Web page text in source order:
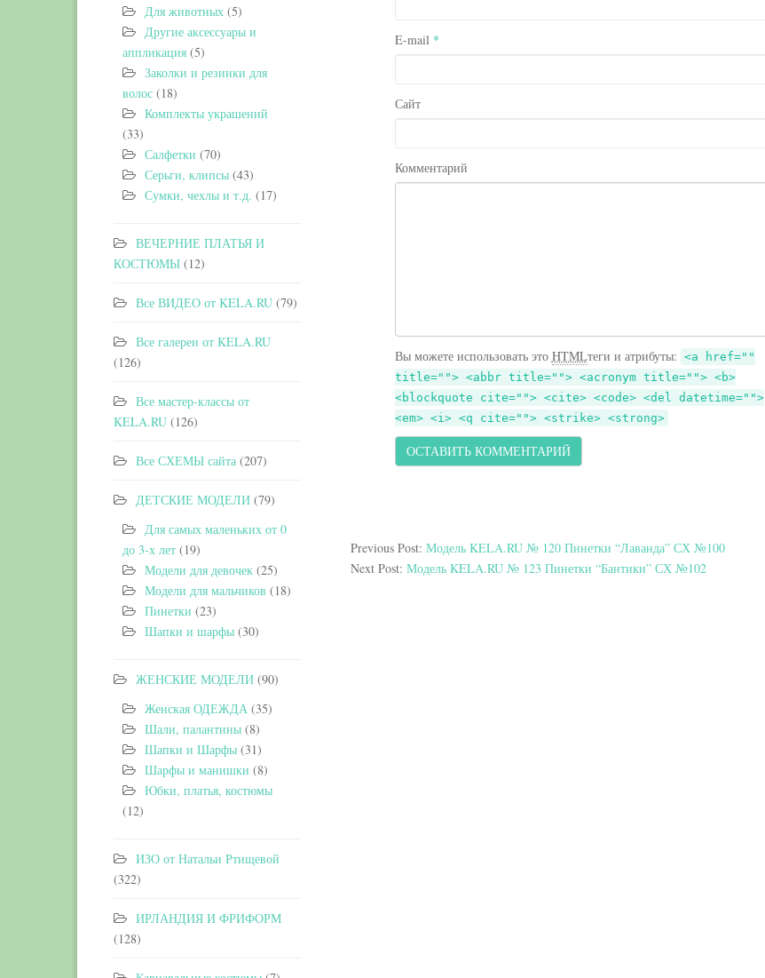
E-mail *
Сайт
Комментарий
Вы можете использовать это HTMLтеги и атрибуты: <a href=""
title=""> <abbr title=""> <acronym title=""> <b>
<blockquote cite=""> <cite> <code> <del datetime="">
<em> <i> <q cite=""> <strike> <strong>
Previous Post: Модель KELA.RU № 120 Пинетки “Лаванда” СХ №100
Next Post: Модель KELA.RU № 123 Пинетки “Бантики” СХ №102
Для животных (5)
Другие аксессуары и
аппликация (5)
Заколки и резинки для
волос (18)
Комплекты украшений
(33)
Салфетки (70)
Серьги, клипсы (43)
Сумки, чехлы и т.д. (17)
ВЕЧЕРНИЕ ПЛАТЬЯ И
КОСТЮМЫ (12)
Все ВИДЕО от KELA.RU (79)
Все галереи от KELA.RU
(126)
Все мастер-классы от
KELA.RU (126)
Все СХЕМЫ сайта (207)
ДЕТСКИЕ МОДЕЛИ (79)
Для самых маленьких от 0
до 3-х лет (19)
Модели для девочек (25)
Модели для мальчиков (18)
Пинетки (23)
Шапки и шарфы (30)
ЖЕНСКИЕ МОДЕЛИ (90)
Женская ОДЕЖДА (35)
Шали, палантины (8)
Шапки и Шарфы (31)
Шарфы и манишки (8)
Юбки, платья, костюмы
(12)
ИЗО от Натальи Ртищевой
(322)
ИРЛАНДИЯ И ФРИФОРМ
(128)